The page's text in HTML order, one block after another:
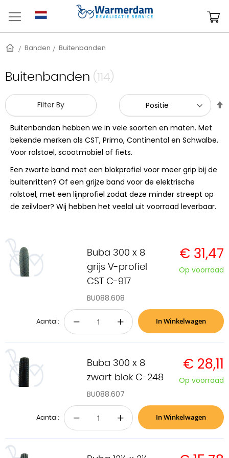
naar
inhoud
HomeBanden Buitenbanden
Buitenbanden (114)
Filter By
Buitenbanden hebben we in vele soorten en maten. Met
bekende merken als CST, Primo, Continental en Schwalbe.
Voor rolstoel, scootmobiel of fiets.
Een zwarte band met een blokprofiel voor meer grip bij de
buitenritten? Of een grijze band voor de elektrische
rolstoel, met een lijnprofiel zodat deze minder streept op
de zeilvloer? Wij hebben het veelal uit voorraad leverbaar.
Buba 300 x 8
grijs V-profiel
CST C-917
BU088.608
€ 31,47
Op voorraad
Aantal: − + In Winkelwagen
Buba 300 x 8
zwart blok C-248
BU088.607
€ 28,11
Op voorraad
Aantal: − + In Winkelwagen